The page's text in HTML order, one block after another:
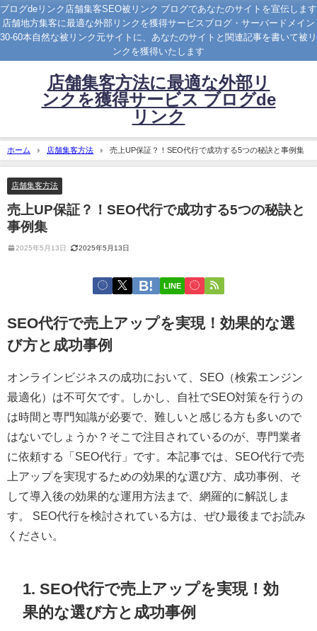
ブログdeリンク店舗集客SEO被リンク ブログであなたのサイトを宣伝します
店舗地方集客に最適な外部リンクを獲得サービスブログ・サーバードメイン
30-60本自然な被リンク元サイトに、あなたのサイトと関連記事を書いて被リ
ンクを獲得いたします
店舗集客方法に最適な外部リ
ンクを獲得サービス ブログde
リンク
ホーム 店舗集客方法 売上UP保証？！SEO代行で成功する5つの秘訣と事例集
店舗集客方法
売上UP保証？！SEO代行で成功する5つの秘訣と
事例集
2025年5月13日 2025年5月13日
LINE
SEO代行で売上アップを実現！効果的な選
び方と成功事例
オンラインビジネスの成功において、SEO（検索エンジン
最適化）は不可欠です。しかし、自社でSEO対策を行うの
は時間と専門知識が必要で、難しいと感じる方も多いので
はないでしょうか？そこで注目されているのが、専門業者
に依頼する「SEO代行」です。本記事では、SEO代行で売
上アップを実現するための効果的な選び方、成功事例、そ
して導入後の効果的な運用方法まで、網羅的に解説しま
す。 SEO代行を検討されている方は、ぜひ最後までお読み
ください。
1. SEO代行で売上アップを実現！効
果的な選び方と成功事例